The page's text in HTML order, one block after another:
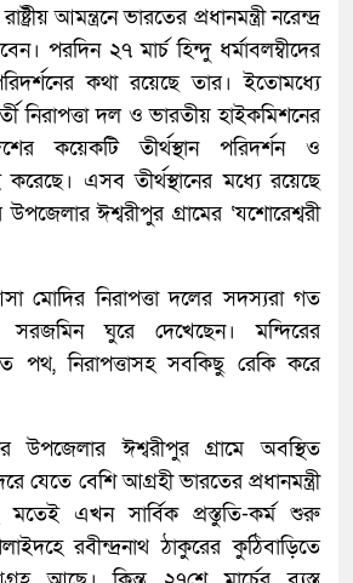
আমন্ত্রনে ভারতের প্রধানমন্ত্রী নরেন্দ্র
পরদিন ২৭ মার্চ হিন্দু ধর্মাবলম্বীদের
কথা রয়েছে তার। ইতোমধ্যে
নিরাপত্তা দল ও ভারতীয় হাইকমিশনের
কয়েকটি তীর্থস্থান পরিদর্শন ও
করেছে। এসব তীর্থস্থানের মধ্যে রয়েছে
উপজেলার ঈশ্বরীপুর গ্রামের ‘যশোরেশ্বরী
মোদির নিরাপত্তা দলের সদস্যরা গত
সরজমিন ঘুরে দেখেছেন। মন্দিরের
পথ, নিরাপত্তাসহ সবকিছু রেকি করে
উপজেলার ঈশ্বরীপুর গ্রামে অবস্থিত
যেতে বেশি আগ্রহী ভারতের প্রধানমন্ত্রী
এখন সার্বিক প্রস্তুতি-কর্ম শুরু
রবীন্দ্রনাথ ঠাকুরের কুঠিবাড়িতে